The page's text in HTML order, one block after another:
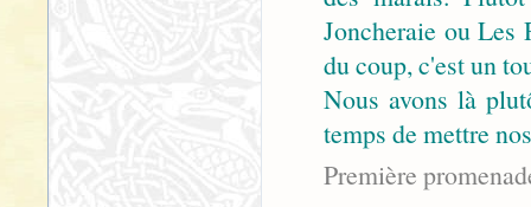
Joncheraie ou Les
du coup, c'est un
Nous avons là
temps de mettre
Première